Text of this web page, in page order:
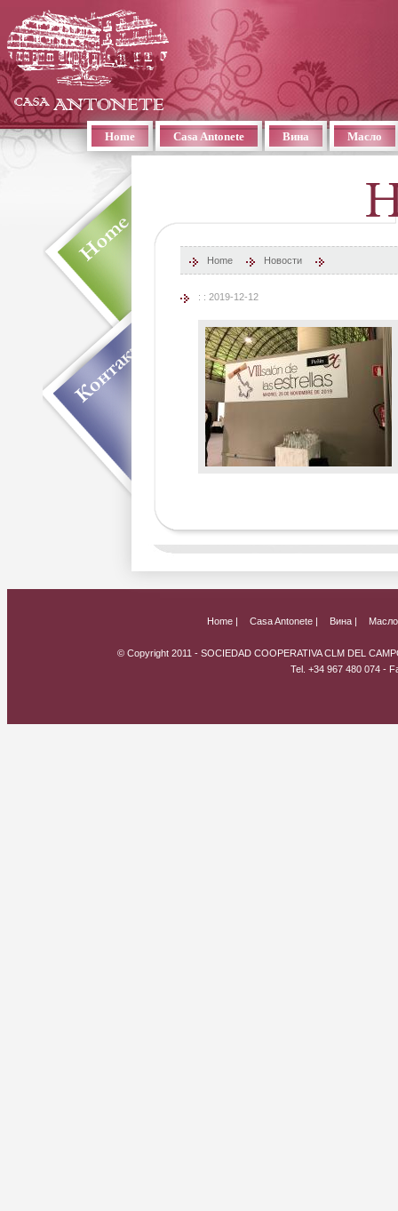
Home Casa Antonete Вина Масло
Home Новости
: : 2019-12-12
Home | Casa Antonete | Вина |
© Copyright 2011 - SOCIEDAD COOPERATIVA CLM DEL
Tel. +34 967 480 074 -